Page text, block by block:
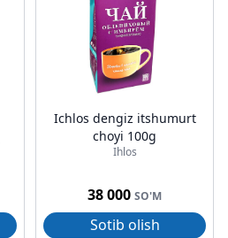
Ichlos dengiz itshumurt
choyi 100g
Ihlos
38 000 SO'M
Sotib olish